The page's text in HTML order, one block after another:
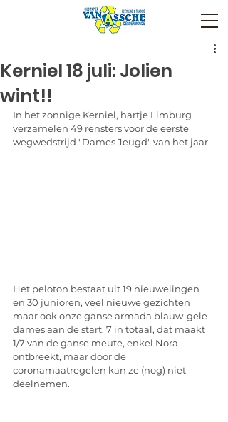
Kerniel 18 juli: Jolien
wint!!
In het zonnige Kerniel, hartje Limburg
verzamelen 49 rensters voor de eerste
wegwedstrijd "Dames Jeugd" van het jaar.
Het peloton bestaat uit 19 nieuwelingen
en 30 junioren, veel nieuwe gezichten
maar ook onze ganse armada blauw-gele
dames aan de start, 7 in totaal, dat maakt
1/7 van de ganse meute, enkel Nora
ontbreekt, maar door de
coronamaatregelen kan ze (nog) niet
deelnemen.